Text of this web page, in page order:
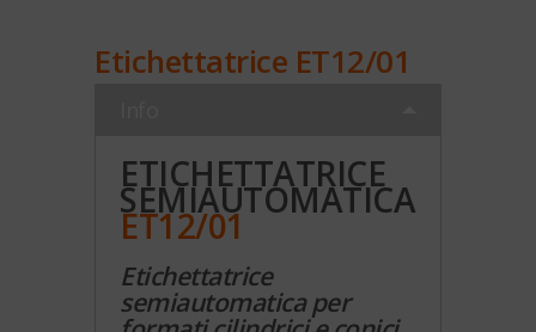
Etichettatrice ET12/01
ETICHETTATRICE
SEMIAUTOMATICA
ET12/01
Etichettatrice
semiautomatica per